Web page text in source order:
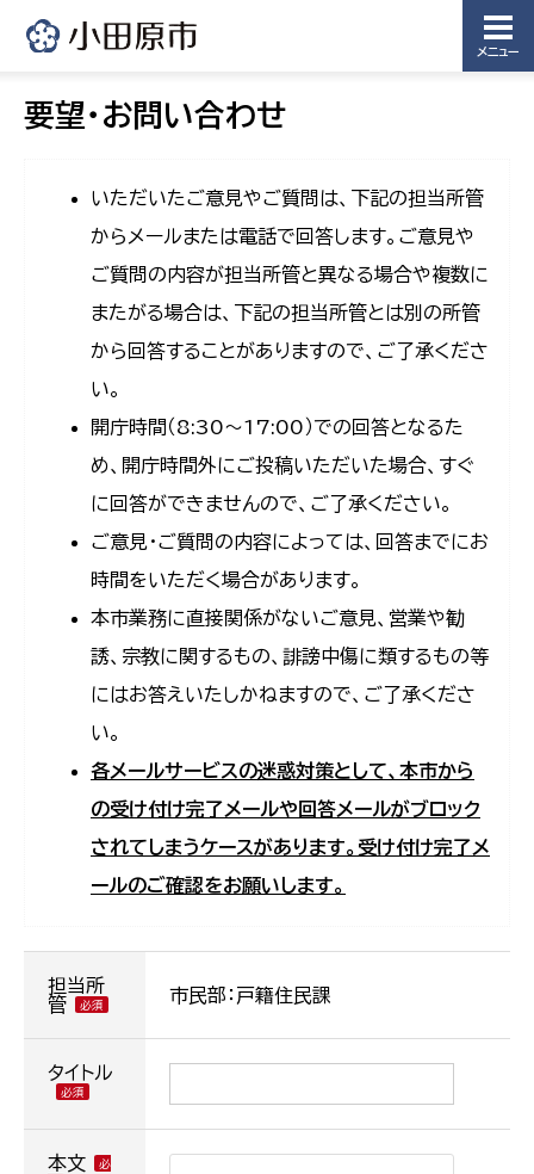
メニュー
要望・お問い合わせ
いただいたご意見やご質問は、下記の担当所管
からメールまたは電話で回答します。ご意見や
ご質問の内容が担当所管と異なる場合や複数に
またがる場合は、下記の担当所管とは別の所管
から回答することがありますので、ご了承くださ
い。
開庁時間（8:30〜17:00）での回答となるた
め、開庁時間外にご投稿いただいた場合、すぐ
に回答ができませんので、ご了承ください。
ご意見・ご質問の内容によっては、回答までにお
時間をいただく場合があります。
本市業務に直接関係がないご意見、営業や勧
誘、宗教に関するもの、誹謗中傷に類するもの等
にはお答えいたしかねますので、ご了承くださ
い。
各メールサービスの迷惑対策として、本市から
の受け付け完了メールや回答メールがブロック
されてしまうケースがあります。受け付け完了メ
ールのご確認をお願いします。
担当所
管
市民部：戸籍住民課
タイトル
本文